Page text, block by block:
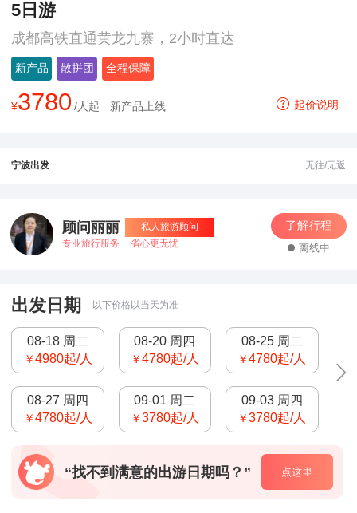
5日游
成都高铁直通黄龙九寨，2小时直达
新产品 散拼团 全程保障
¥3780 /人起 新产品上线 起价说明
宁波出发 无往/无返
顾问丽丽
私人旅游顾问
专业旅行服务
省心更无忧
了解行程
离线中
出发日期 以下价格以当天为准
08-18 周二
￥4980起/人
08-20 周四
￥4780起/人
08-25 周二
￥4780起/人
08-27 周四
￥4780起/人
09-01 周二
￥3780起/人
09-03 周四
￥3780起/人
“找不到满意的出游日期吗？” 点这里